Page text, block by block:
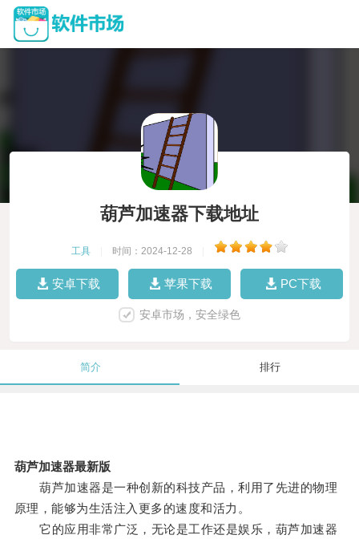
葫芦加速器下载地址
工具 时间：2024-12-28
安卓下载 苹果下载 PC下载
安卓市场，安全绿色
简介 排行
葫芦加速器最新版
葫芦加速器是一种创新的科技产品，利用了先进的物理
原理，能够为生活注入更多的速度和活力。
它的应用非常广泛，无论是工作还是娱乐，葫芦加速器